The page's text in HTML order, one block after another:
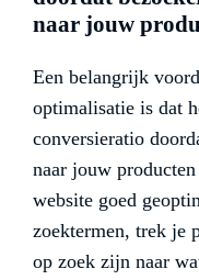
naar jouw
Een belangrijk
optimalisatie is dat
conversieratio
naar jouw
website goed
zoektermen, trek je
op zoek zijn naar